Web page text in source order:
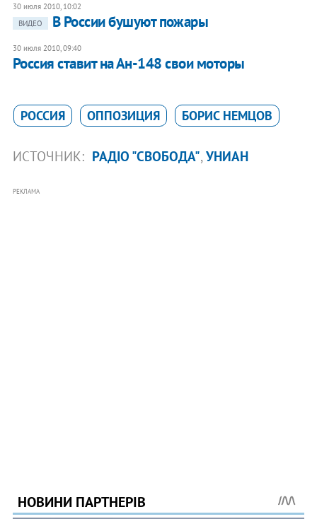
30 июля 2010, 10:02
ВИДЕО
В России бушуют пожары
30 июля 2010, 09:40
Россия ставит на Ан-148 свои моторы
РОССИЯ ОППОЗИЦИЯ БОРИС НЕМЦОВ
ИСТОЧНИК: РАДІО "СВОБОДА", УНИАН
РЕКЛАМА